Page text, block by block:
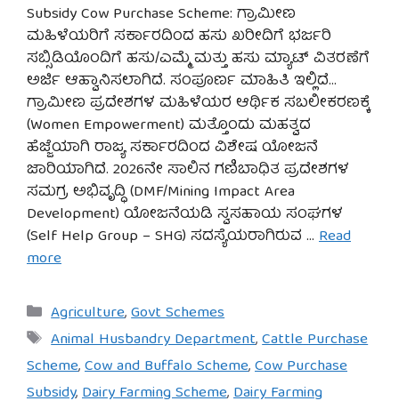
Subsidy Cow Purchase Scheme: ಗ್ರಾಮೀಣ
ಮಹಿಳೆಯರಿಗೆ ಸರ್ಕಾರದಿಂದ ಹಸು ಖರೀದಿಗೆ ಭರ್ಜರಿ
ಸಬ್ಸಿಡಿಯೊಂದಿಗೆ ಹಸು/ಎಮ್ಮೆ ಮತ್ತು ಹಸು ಮ್ಯಾಟ್ ವಿತರಣೆಗೆ
ಅರ್ಜಿ ಆಹ್ವಾನಿಸಲಾಗಿದೆ. ಸಂಪೂರ್ಣ ಮಾಹಿತಿ ಇಲ್ಲಿದೆ…
ಗ್ರಾಮೀಣ ಪ್ರದೇಶಗಳ ಮಹಿಳೆಯರ ಆರ್ಥಿಕ ಸಬಲೀಕರಣಕ್ಕೆ
(Women Empowerment) ಮತ್ತೊಂದು ಮಹತ್ವದ
ಹೆಜ್ಜೆಯಾಗಿ ರಾಜ್ಯ ಸರ್ಕಾರದಿಂದ ವಿಶೇಷ ಯೋಜನೆ
ಜಾರಿಯಾಗಿದೆ. 2026ನೇ ಸಾಲಿನ ಗಣಿಬಾಧಿತ ಪ್ರದೇಶಗಳ
ಸಮಗ್ರ ಅಭಿವೃದ್ಧಿ (DMF/Mining Impact Area
Development) ಯೋಜನೆಯಡಿ ಸ್ವಸಹಾಯ ಸಂಘಗಳ
(Self Help Group – SHG) ಸದಸ್ಯೆಯರಾಗಿರುವ … Read
more
Categories
Agriculture,Govt Schemes
Tags
Animal Husbandry Department,Cattle Purchase
Scheme,Cow and Buffalo Scheme,Cow Purchase
Subsidy,Dairy Farming Scheme,Dairy Farming